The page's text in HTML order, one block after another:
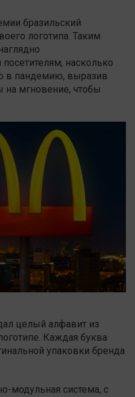
бразильский
логотипа. Таким
насколько
в пандемию, выразив
мгновение, чтобы
целый алфавит из
Каждая буква
упаковки бренда
модульная система, с